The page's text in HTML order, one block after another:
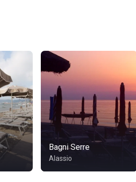
Bagni Serre
Alassio